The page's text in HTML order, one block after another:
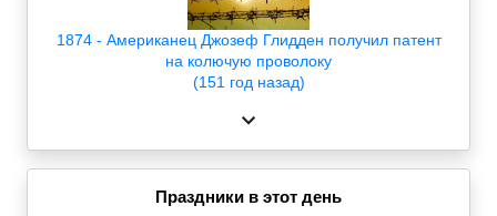
1874 - Американец Джозеф Глидден получил патент
на колючую проволоку
(151 год назад)
Праздники в этот день